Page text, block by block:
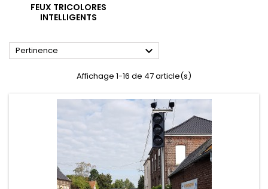
FEUX TRICOLORES
INTELLIGENTS
Pertinence 
Affichage 1-16 de 47 article(s)